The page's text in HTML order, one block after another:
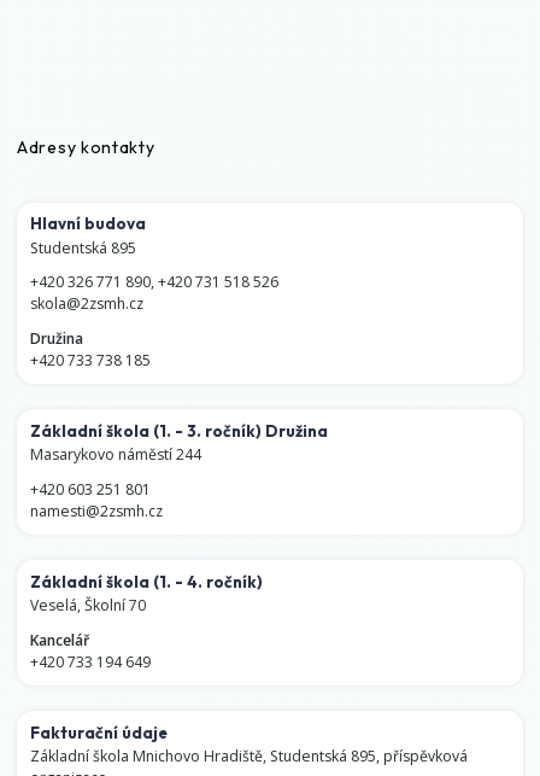
Adresy kontakty
Hlavní budova
Studentská 895
+420 326 771 890,+420 731 518 526
skola@2zsmh.cz
Družina
+420 733 738 185
Základní škola (1. - 3. ročník) Družina
Masarykovo náměstí 244
+420 603 251 801
namesti@2zsmh.cz
Základní škola (1. - 4. ročník)
Veselá, Školní 70
Kancelář
+420 733 194 649
Fakturační údaje
Základní škola Mnichovo Hradiště, Studentská 895, příspěvková